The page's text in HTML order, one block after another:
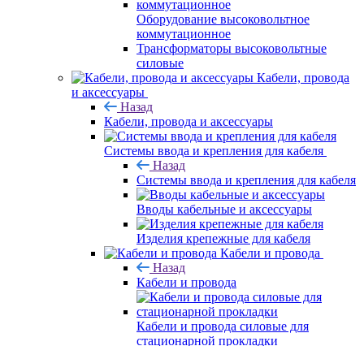
Оборудование высоковольтное
коммутационное
Трансформаторы высоковольтные
силовые
Кабели, провода
и аксессуары
Назад
Кабели, провода и аксессуары
Системы ввода и крепления для кабеля
Назад
Системы ввода и крепления для кабеля
Вводы кабельные и аксессуары
Изделия крепежные для кабеля
Кабели и провода
Назад
Кабели и провода
Кабели и провода силовые для
стационарной прокладки